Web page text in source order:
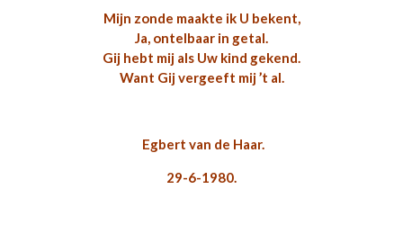
Mijn zonde maakte ik U bekent,
Ja, ontelbaar in getal.
Gij hebt mij als Uw kind gekend.
Want Gij vergeeft mij ’t al.
Egbert van de Haar.
29-6-1980.